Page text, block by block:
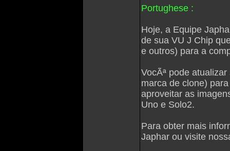
Portughese :
Hoje, a Equipe
de sua VU J Chip
e outros) para a
VocÃª pode
marca de clone)
aproveitar as
Uno e Solo2.
Para obter mais
Japhar ou visite